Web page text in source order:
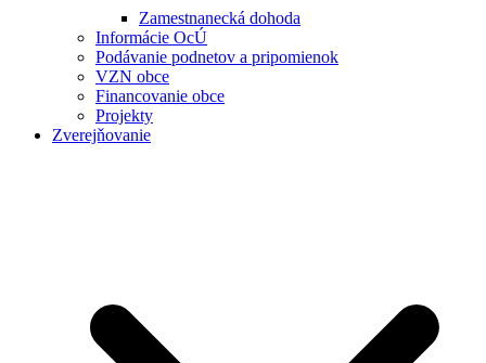
Zamestnanecká dohoda
Informácie OcÚ
Podávanie podnetov a pripomienok
VZN obce
Financovanie obce
Projekty
Zverejňovanie